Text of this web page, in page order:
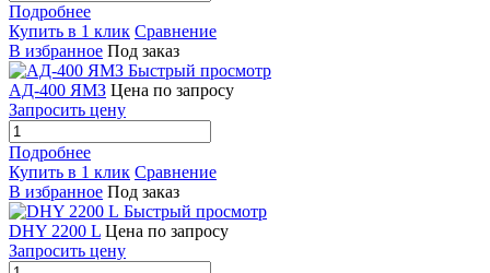
Подробнее
Купить в 1 клик Сравнение
В избранное Под заказ
Быстрый просмотр
АД-400 ЯМЗ Цена по запросу
Запросить цену
Подробнее
Купить в 1 клик Сравнение
В избранное Под заказ
Быстрый просмотр
DHY 2200 L Цена по запросу
Запросить цену